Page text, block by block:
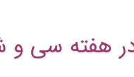
هفته سی و